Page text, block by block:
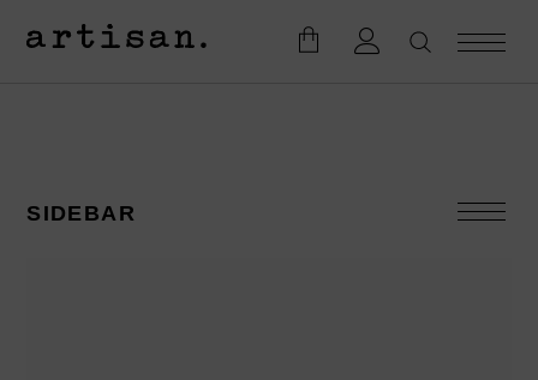
SIDEBAR